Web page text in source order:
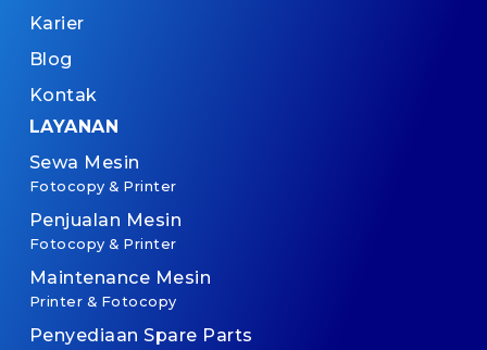
Karier
Blog
Kontak
LAYANAN
Sewa Mesin
Fotocopy & Printer
Penjualan Mesin
Fotocopy & Printer
Maintenance Mesin
Printer & Fotocopy
Penyediaan Spare Parts